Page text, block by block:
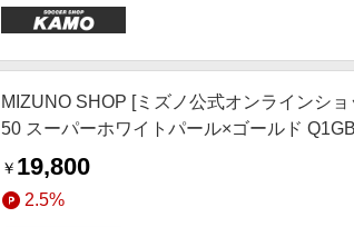
MIZUNO SHOP [ミズノ公式オンラインシ
50 スーパーホワイトパール×ゴールド
￥ 19,800
2.5%